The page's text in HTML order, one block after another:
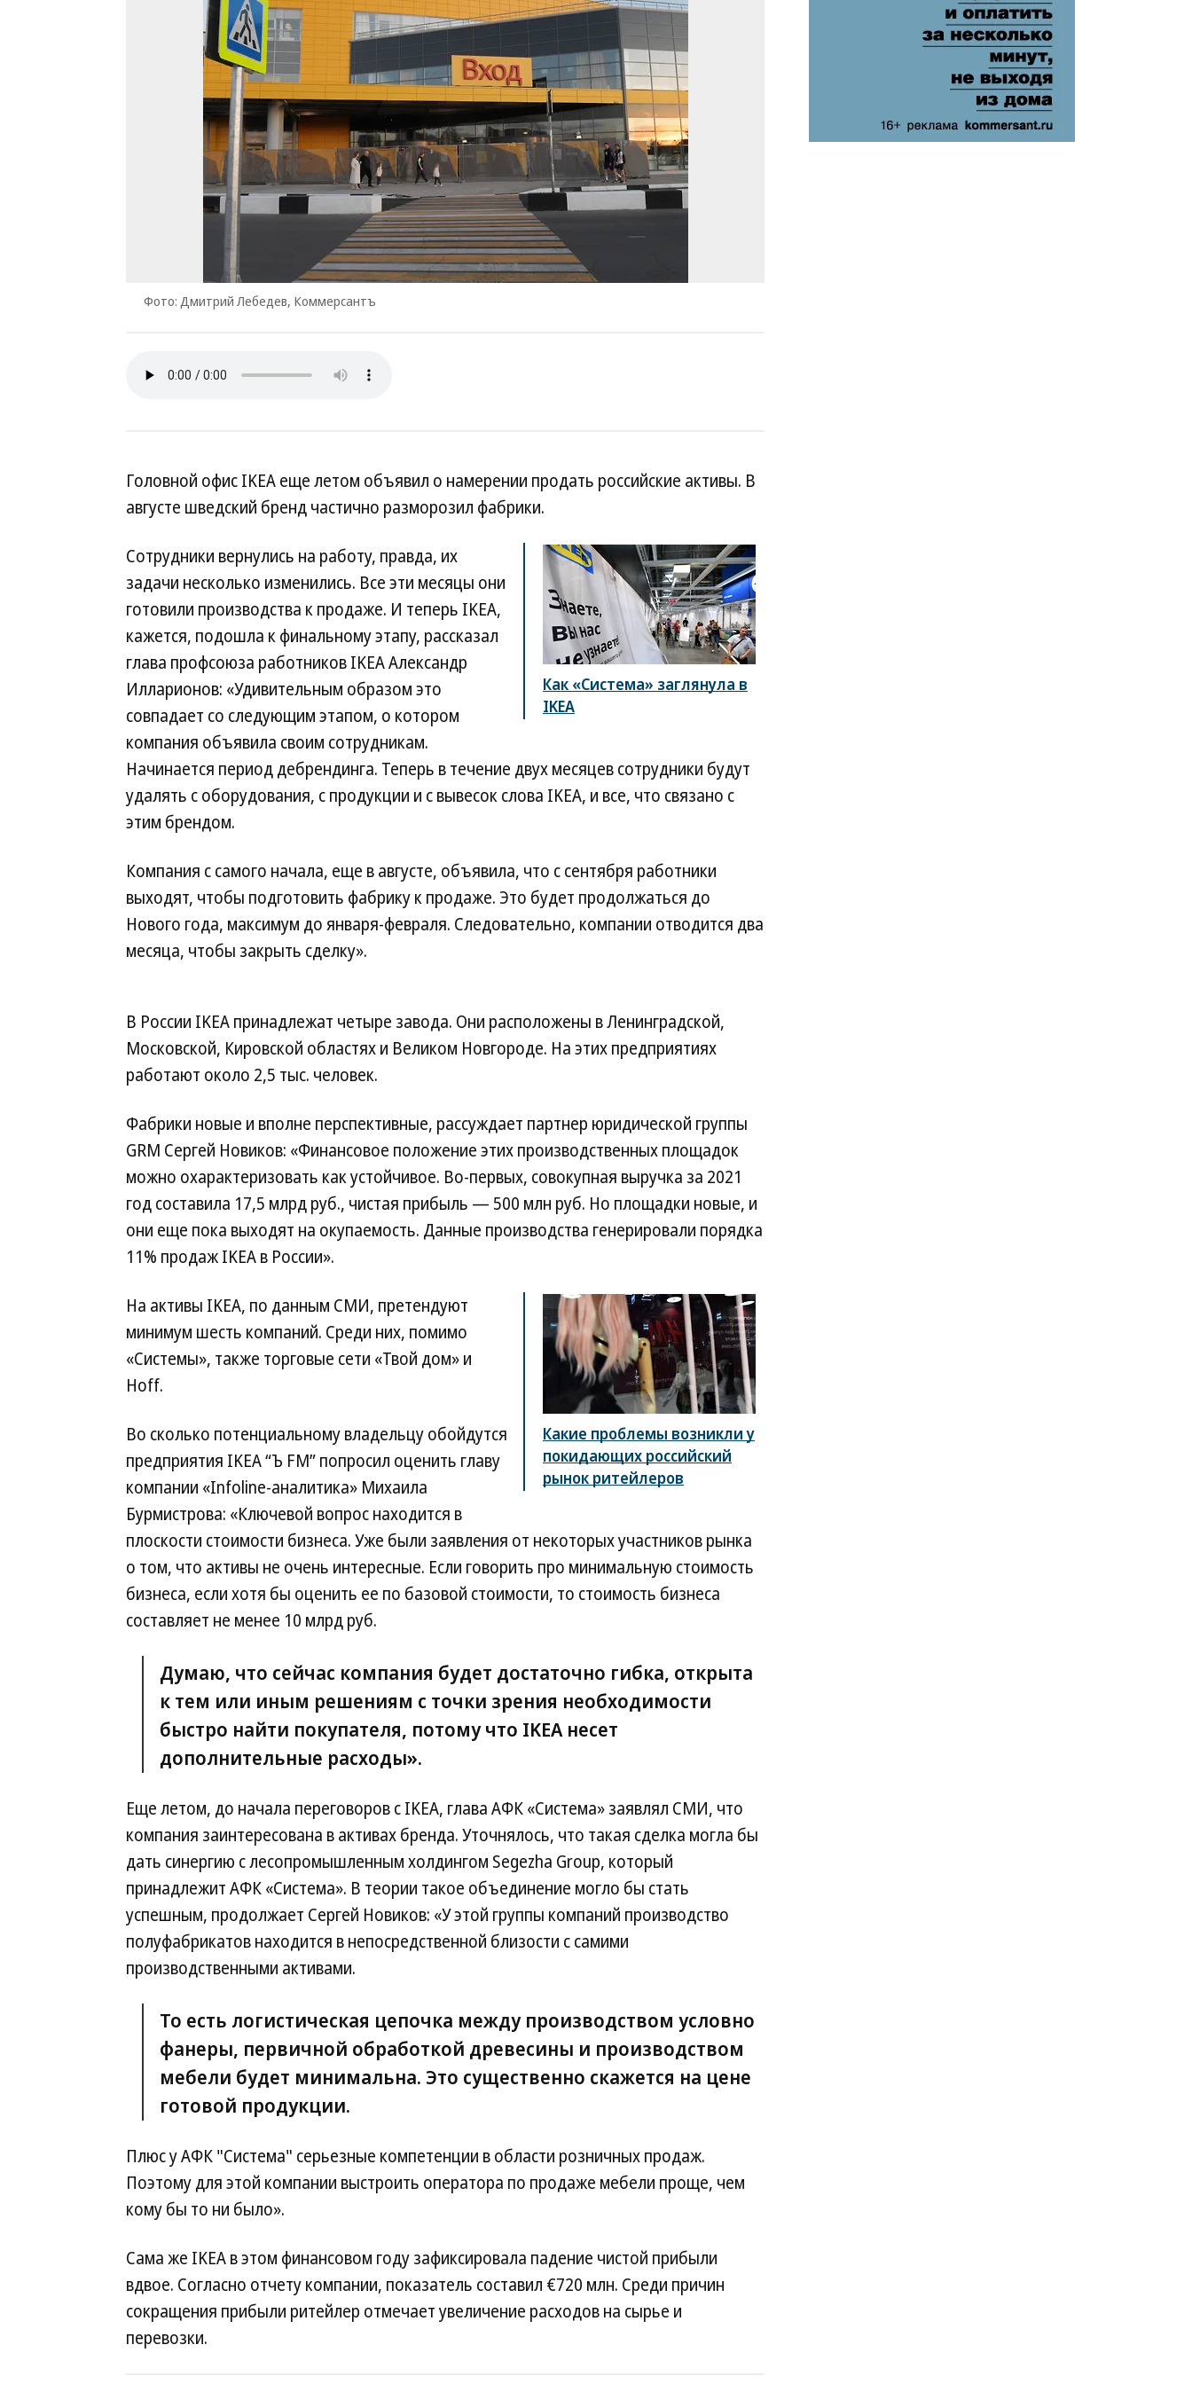
Фото: Дмитрий Лебедев, Коммерсантъ
Головной офис IKEA еще летом объявил о намерении продать российские активы. В
августе шведский бренд частично разморозил фабрики.
Как «Система» заглянула в
IKEA
Сотрудники вернулись на работу, правда, их
задачи несколько изменились. Все эти месяцы они
готовили производства к продаже. И теперь IKEA,
кажется, подошла к финальному этапу, рассказал
глава профсоюза работников IKEA Александр
Илларионов: «Удивительным образом это
совпадает со следующим этапом, о котором
компания объявила своим сотрудникам.
Начинается период дебрендинга. Теперь в течение двух месяцев сотрудники будут
удалять с оборудования, с продукции и с вывесок слова IKEA, и все, что связано с
этим брендом.
Компания с самого начала, еще в августе, объявила, что с сентября работники
выходят, чтобы подготовить фабрику к продаже. Это будет продолжаться до
Нового года, максимум до января-февраля. Следовательно, компании отводится два
месяца, чтобы закрыть сделку».
В России IKEA принадлежат четыре завода. Они расположены в Ленинградской,
Московской, Кировской областях и Великом Новгороде. На этих предприятиях
работают около 2,5 тыс. человек.
Фабрики новые и вполне перспективные, рассуждает партнер юридической группы
GRM Сергей Новиков: «Финансовое положение этих производственных площадок
можно охарактеризовать как устойчивое. Во-первых, совокупная выручка за 2021
год составила 17,5 млрд руб., чистая прибыль — 500 млн руб. Но площадки новые, и
они еще пока выходят на окупаемость. Данные производства генерировали порядка
11% продаж IKEA в России».
Какие проблемы возникли у
покидающих российский
рынок ритейлеров
На активы IKEA, по данным СМИ, претендуют
минимум шесть компаний. Среди них, помимо
«Системы», также торговые сети «Твой дом» и
Hoff.
Во сколько потенциальному владельцу обойдутся
предприятия IKEA “Ъ FM” попросил оценить главу
компании «Infoline-аналитика» Михаила
Бурмистрова: «Ключевой вопрос находится в
плоскости стоимости бизнеса. Уже были заявления от некоторых участников рынка
о том, что активы не очень интересные. Если говорить про минимальную стоимость
бизнеса, если хотя бы оценить ее по базовой стоимости, то стоимость бизнеса
составляет не менее 10 млрд руб.
Думаю, что сейчас компания будет достаточно гибка, открыта
к тем или иным решениям с точки зрения необходимости
быстро найти покупателя, потому что IKEA несет
дополнительные расходы».
Еще летом, до начала переговоров с IKEA, глава АФК «Система» заявлял СМИ, что
компания заинтересована в активах бренда. Уточнялось, что такая сделка могла бы
дать синергию с лесопромышленным холдингом Segezha Group, который
принадлежит АФК «Система». В теории такое объединение могло бы стать
успешным, продолжает Сергей Новиков: «У этой группы компаний производство
полуфабрикатов находится в непосредственной близости с самими
производственными активами.
То есть логистическая цепочка между производством условно
фанеры, первичной обработкой древесины и производством
мебели будет минимальна. Это существенно скажется на цене
готовой продукции.
Плюс у АФК "Система" серьезные компетенции в области розничных продаж.
Поэтому для этой компании выстроить оператора по продаже мебели проще, чем
кому бы то ни было».
Сама же IKEA в этом финансовом году зафиксировала падение чистой прибыли
вдвое. Согласно отчету компании, показатель составил €720 млн. Среди причин
сокращения прибыли ритейлер отмечает увеличение расходов на сырье и
перевозки.